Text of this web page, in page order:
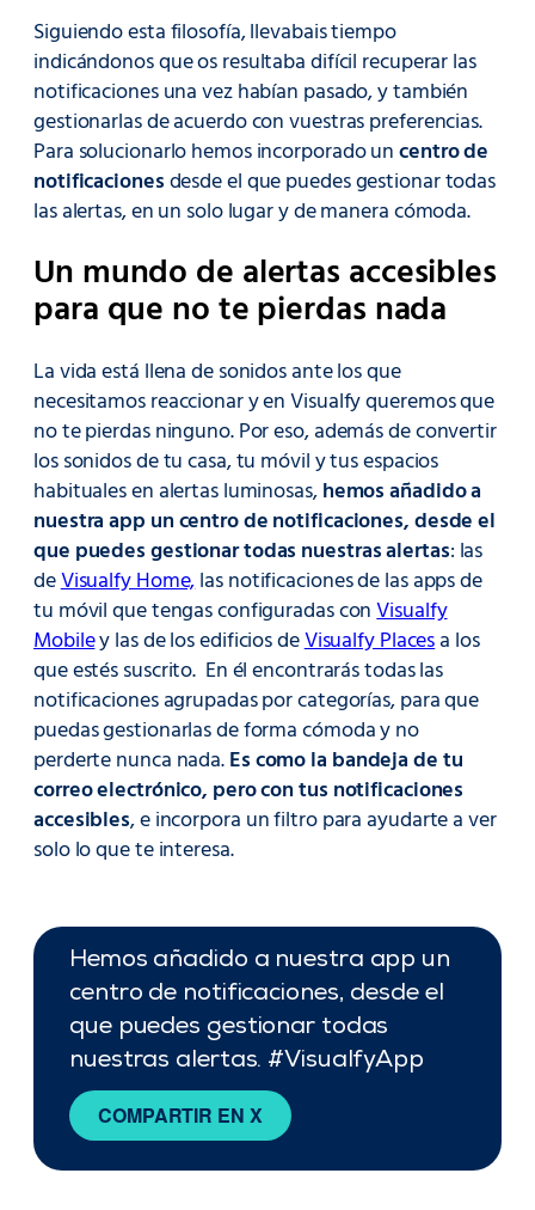
Siguiendo esta filosofía, llevabais tiempo
indicándonos que os resultaba difícil recuperar las
notificaciones una vez habían pasado, y también
gestionarlas de acuerdo con vuestras preferencias.
Para solucionarlo hemos incorporado uncentro de
notificacionesdesde el que puedes gestionar todas
las alertas, en un solo lugar y de manera cómoda.
Un mundo de alertas accesibles
para que no te pierdas nada
La vida está llena de sonidos ante los que
necesitamos reaccionar y en Visualfy queremos que
no te pierdas ninguno. Por eso, además de convertir
los sonidos de tu casa, tu móvil y tus espacios
habituales en alertas luminosas,hemos añadido a
nuestra app un centro de notificaciones, desde el
que puedes gestionar todas nuestras alertas: las
deVisualfy Home,las notificaciones de las apps de
tu móvil que tengas configuradas conVisualfy
Mobiley las de los edificios deVisualfy Placesa los
que estés suscrito. En él encontrarás todas las
notificaciones agrupadas por categorías, para que
puedas gestionarlas de forma cómoda y no
perderte nunca nada.Es como la bandeja de tu
correo electrónico, pero con tus notificaciones
accesibles, e incorpora un filtro para ayudarte a ver
solo lo que te interesa.
Hemos añadido a nuestra app un
centro de notificaciones, desde el
que puedes gestionar todas
nuestras alertas. #VisualfyApp
COMPARTIR EN X